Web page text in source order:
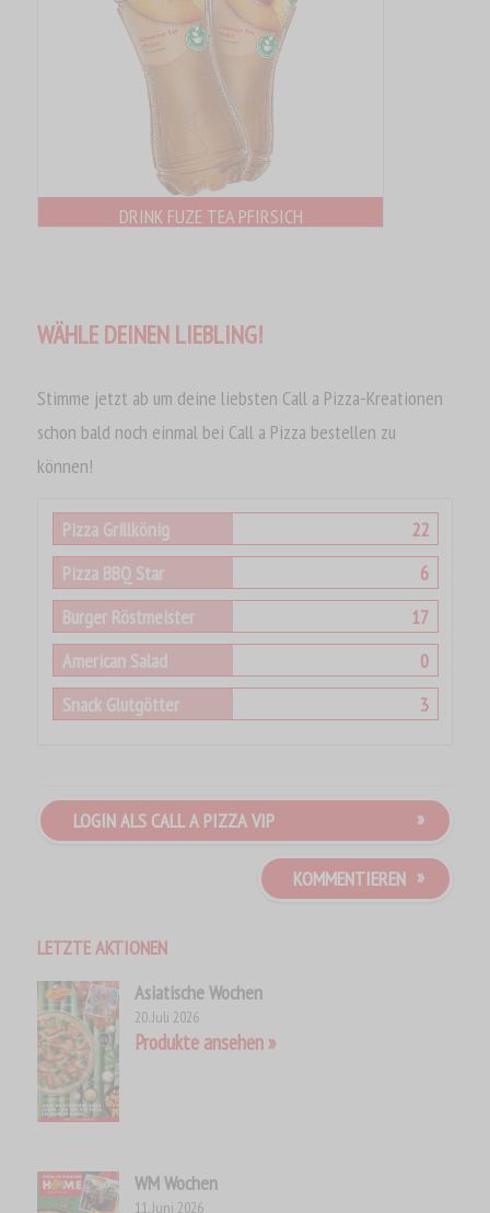
DRINK FUZE TEA PFIRSICH
WÄHLE DEINEN LIEBLING!
Stimme jetzt ab um deine liebsten Call a Pizza-Kreationen
schon bald noch einmal bei Call a Pizza bestellen zu
können!
Pizza Grillkönig
22
Pizza BBQ Star
6
Burger Röstmeister
17
American Salad
0
Snack Glutgötter
3
LOGIN ALS CALL A PIZZA VIP
KOMMENTIEREN
LETZTE AKTIONEN
Asiatische Wochen
20. Juli 2026
Produkte ansehen
WM Wochen
11. Juni 2026